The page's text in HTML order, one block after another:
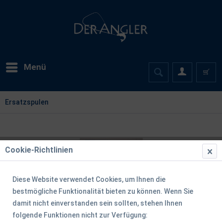
Menü
Ersatzspulen
Cookie-Richtlinien
Diese Website verwendet Cookies, um Ihnen die
bestmögliche Funktionalität bieten zu können. Wenn Sie
damit nicht einverstanden sein sollten, stehen Ihnen
folgende Funktionen nicht zur Verfügung: